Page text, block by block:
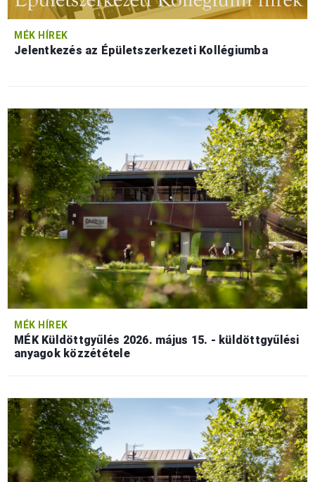
MÉK HÍREK
Jelentkezés az Épületszerkezeti Kollégiumba
MÉK HÍREK
MÉK Küldöttgyűlés 2026. május 15. - küldöttgyűlési
anyagok közzététele